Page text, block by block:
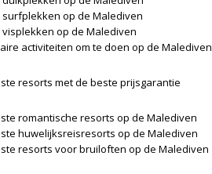
surfplekken op de Malediven
visplekken op de Malediven
activiteiten om te doen op de Malediven
resorts met de beste prijsgarantie
romantische resorts op de Malediven
huwelijksreisresorts op de Malediven
resorts voor bruiloften op de Malediven